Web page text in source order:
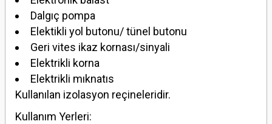
Dalgıç pompa
Elektikli yol butonu/ tünel butonu
Geri vites ikaz kornası/sinyali
Elektrikli korna
Elektrikli mıknatıs
Kullanılan izolasyon reçineleridir.
Kullanım Yerleri: